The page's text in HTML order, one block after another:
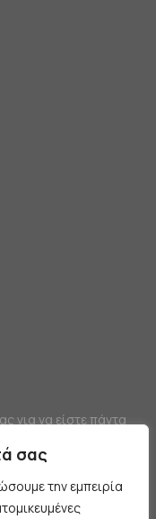
σας
την εμπειρία
για να είστε πάντα